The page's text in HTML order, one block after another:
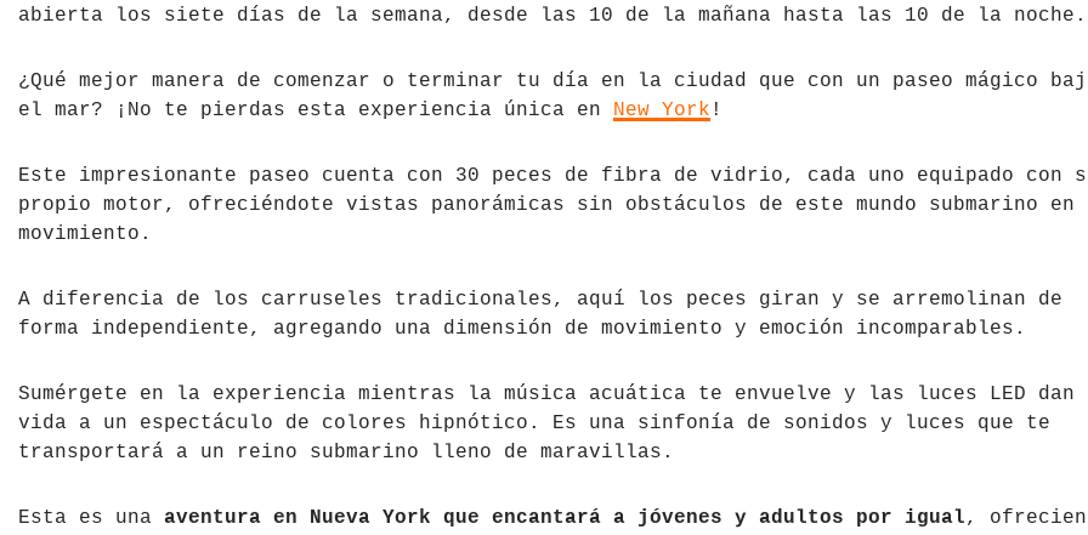
abierta los siete días de la semana, desde las 10 de la mañana hasta las 10 de la noche.
¿Qué mejor manera de comenzar o terminar tu día en la ciudad que con un paseo mágico
el mar? ¡No te pierdas esta experiencia única en New York !
Este impresionante paseo cuenta con 30 peces de fibra de vidrio, cada uno equipado con
propio motor, ofreciéndote vistas panorámicas sin obstáculos de este mundo submarino en
movimiento.
A diferencia de los carruseles tradicionales, aquí los peces giran y se arremolinan de
forma independiente, agregando una dimensión de movimiento y emoción incomparables.
Sumérgete en la experiencia mientras la música acuática te envuelve y las luces LED dan
vida a un espectáculo de colores hipnótico. Es una sinfonía de sonidos y luces que te
transportará a un reino submarino lleno de maravillas.
Esta es una aventura en Nueva York que encantará a jóvenes y adultos por igual,